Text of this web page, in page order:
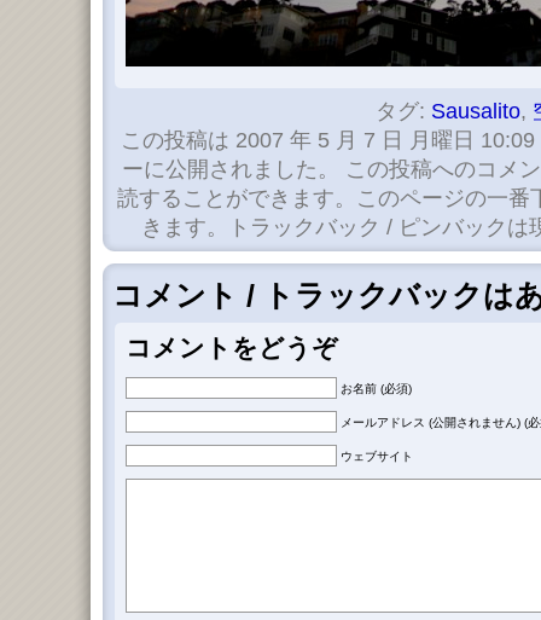
タグ: Sausalito,
この投稿は 2007 年 5 月 7 日 月曜日
ーに公開されました。 この投稿へのコメ
読することができます。このページの一番
きます。トラックバック / ピンバックは
コメント / トラックバックは
コメントをどうぞ
お名前 (必須)
メールアドレス (公開されません) (
ウェブサイト